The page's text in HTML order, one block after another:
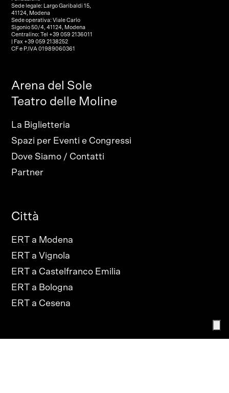
Sede legale: Largo Garibaldi 15,
41124, Modena
Sede operativa: Viale Carlo
Sigonio 50/4, 41124, Modena
Centralino: Tel +39 059 2136011
| Fax +39 059 2138252
CF e P.IVA 01989060361
Arena del Sole
Teatro delle Moline
La Biglietteria
Spazi per Eventi e Congressi
Dove Siamo / Contatti
Partner
Città
ERT a Modena
ERT a Vignola
ERT a Castelfranco Emilia
ERT a Bologna
ERT a Cesena